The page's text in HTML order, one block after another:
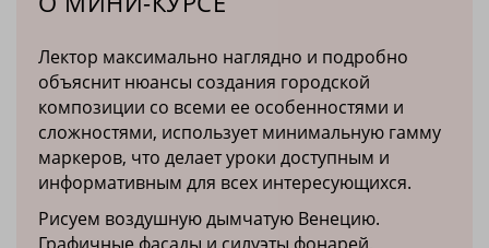
Лектор максимально наглядно и подробно
объяснит нюансы создания городской
композиции со всеми ее особенностями и
сложностями, использует минимальную гамму
маркеров, что делает уроки доступным и
информативным для всех интересующихся.
Рисуем воздушную дымчатую Венецию.